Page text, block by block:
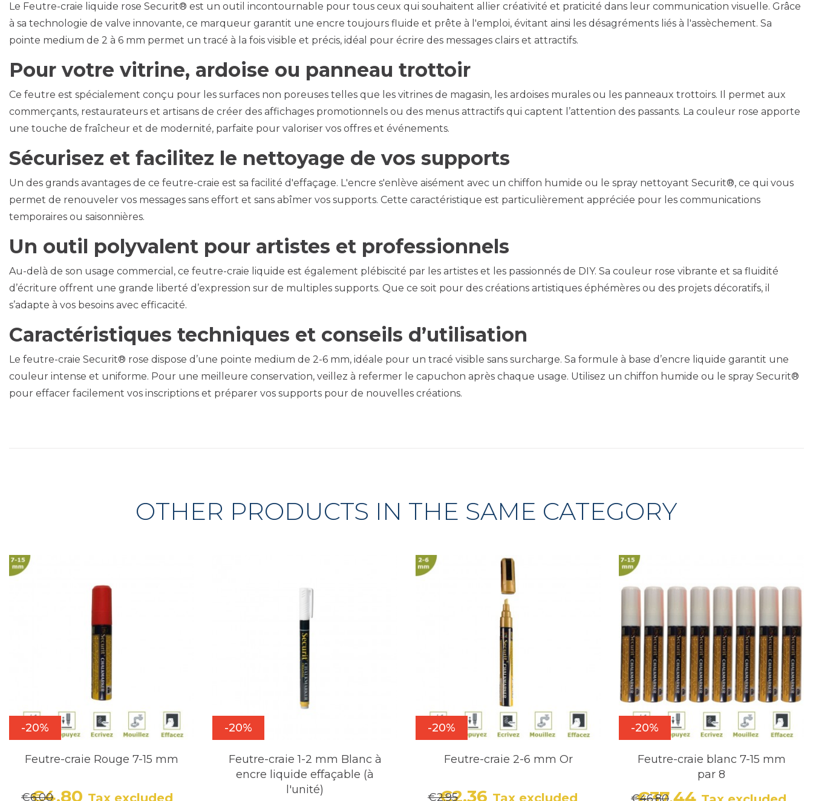
Le Feutre-craie liquide rose Securit® est un outil incontournable pour tous ceux qui souhaitent allier créativité et praticité dans leur communication visuelle. Grâce
à sa technologie de valve innovante, ce marqueur garantit une encre toujours fluide et prête à l'emploi, évitant ainsi les désagréments liés à l'assèchement. Sa
pointe medium de 2 à 6 mm permet un tracé à la fois visible et précis, idéal pour écrire des messages clairs et attractifs.
Pour votre vitrine, ardoise ou panneau trottoir
Ce feutre est spécialement conçu pour les surfaces non poreuses telles que les vitrines de magasin, les ardoises murales ou les panneaux trottoirs. Il permet aux
commerçants, restaurateurs et artisans de créer des affichages promotionnels ou des menus attractifs qui captent l’attention des passants. La couleur rose apporte
une touche de fraîcheur et de modernité, parfaite pour valoriser vos offres et événements.
Sécurisez et facilitez le nettoyage de vos supports
Un des grands avantages de ce feutre-craie est sa facilité d'effaçage. L'encre s'enlève aisément avec un chiffon humide ou le spray nettoyant Securit®, ce qui vous
permet de renouveler vos messages sans effort et sans abîmer vos supports. Cette caractéristique est particulièrement appréciée pour les communications
temporaires ou saisonnières.
Un outil polyvalent pour artistes et professionnels
Au-delà de son usage commercial, ce feutre-craie liquide est également plébiscité par les artistes et les passionnés de DIY. Sa couleur rose vibrante et sa fluidité
d’écriture offrent une grande liberté d’expression sur de multiples supports. Que ce soit pour des créations artistiques éphémères ou des projets décoratifs, il
s’adapte à vos besoins avec efficacité.
Caractéristiques techniques et conseils d’utilisation
Le feutre-craie Securit® rose dispose d’une pointe medium de 2-6 mm, idéale pour un tracé visible sans surcharge. Sa formule à base d’encre liquide garantit une
couleur intense et uniforme. Pour une meilleure conservation, veillez à refermer le capuchon après chaque usage. Utilisez un chiffon humide ou le spray Securit®
pour effacer facilement vos inscriptions et préparer vos supports pour de nouvelles créations.
OTHER PRODUCTS IN THE SAME CATEGORY
-20%
Feutre-craie Rouge 7-15 mm
€4.80 Tax excluded
€6.00
-20%
Feutre-craie 1-2 mm Blanc à
encre liquide effaçable (à
l'unité)
-20%
Feutre-craie 2-6 mm Or
€2.36 Tax excluded
€2.95
-20%
Feutre-craie blanc 7-15 mm
par 8
€46.80